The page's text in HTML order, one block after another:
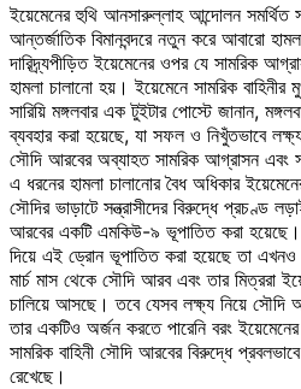
ইয়েমেনের হুথি আনসারুল্লাহ আন্দোলন সমর্থিত
আন্তর্জাতিক বিমানবন্দরে নতুন করে আবারো
দারিদ্র্যপীড়িত ইয়েমেনের ওপর যে সামরিক
হামলা চালানো হয়। ইয়েমেনে সামরিক বাহিনীর
সারিয়ি মঙ্গলবার এক টুইটার পোস্টে জানান,
ব্যবহার করা হয়েছে, যা সফল ও নিখুঁতভাবে
সৌদি আরবের অব্যাহত সামরিক আগ্রাসন এবং
এ ধরনের হামলা চালানোর বৈধ অধিকার
সৌদির ভাড়াটে সন্ত্রাসীদের বিরুদ্ধে প্রচণ্ড
আরবের একটি এমকিউ-৯ ভূপাতিত করা হয়েছে।
দিয়ে এই ড্রোন ভূপাতিত করা হয়েছে তা
মার্চ মাস থেকে সৌদি আরব এবং তার মিত্ররা
চালিয়ে আসছে। তবে যেসব লক্ষ্য নিয়ে সৌদি
তার একটিও অর্জন করতে পারেনি বরং
সামরিক বাহিনী সৌদি আরবের বিরুদ্ধে
রেখেছে।